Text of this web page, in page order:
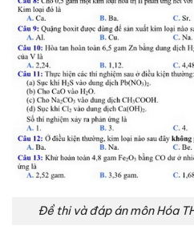
Đề thi và đáp án môn Hóa